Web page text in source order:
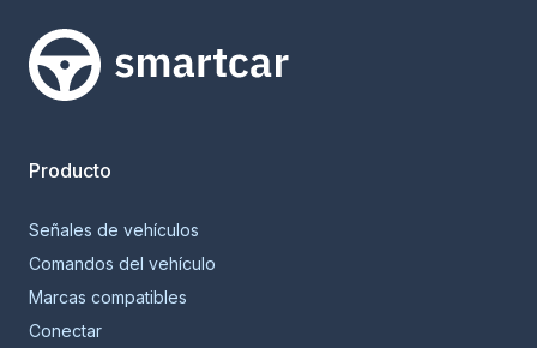
Producto
Señales de vehículos
Comandos del vehículo
Marcas compatibles
Conectar